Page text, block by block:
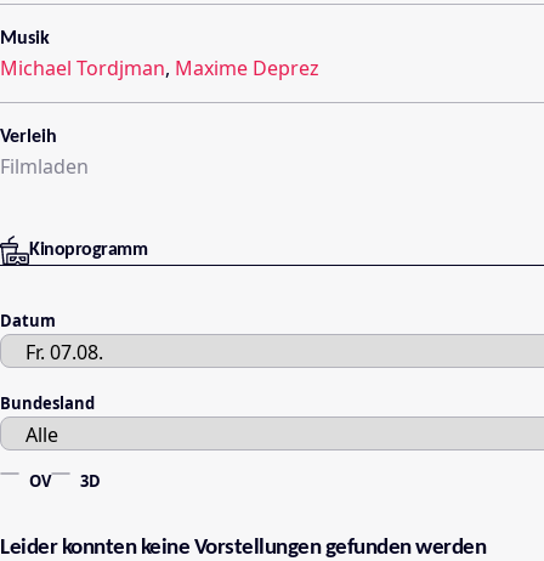
Musik
Michael Tordjman, Maxime Deprez
Verleih
Filmladen
Kinoprogramm
Datum
Bundesland
OV 3D
Leider konnten keine Vorstellungen gefunden werden